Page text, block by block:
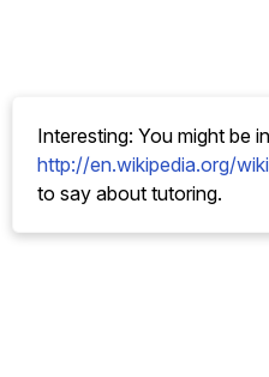
Interesting: You might be
http://en.wikipedia.org/
to say about tutoring.